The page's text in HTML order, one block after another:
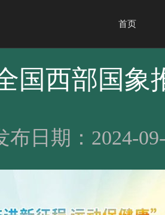
首页
国西部国
布日期：2024-